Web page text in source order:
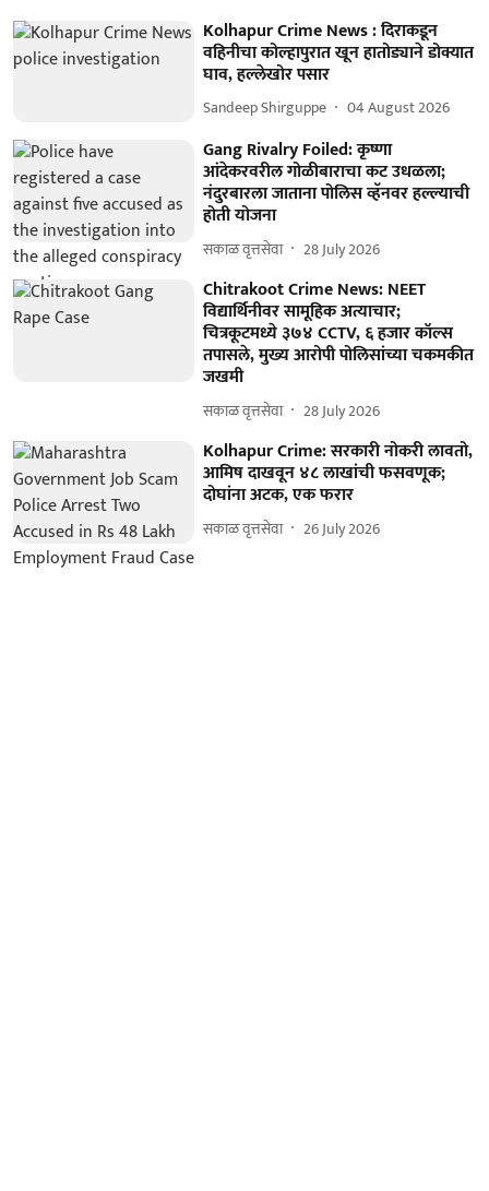
Kolhapur Crime News : दिराकडून
वहिनीचा कोल्हापुरात खून हातोड्याने डोक्यात
घाव, हल्लेखोर पसार
Sandeep Shirguppe 04 August 2026
Gang Rivalry Foiled: कृष्णा
आंदेकरवरील गोळीबाराचा कट उधळला;
नंदुरबारला जाताना पोलिस व्हॅनवर हल्ल्याची
होती योजना
सकाळ वृत्तसेवा 28 July 2026
Chitrakoot Crime News: NEET
विद्यार्थिनीवर सामूहिक अत्याचार;
चित्रकूटमध्ये ३७४ CCTV, ६ हजार कॉल्स
तपासले, मुख्य आरोपी पोलिसांच्या चकमकीत
जखमी
सकाळ वृत्तसेवा 28 July 2026
Kolhapur Crime: सरकारी नोकरी लावतो,
आमिष दाखवून ४८ लाखांची फसवणूक;
दोघांना अटक, एक फरार
सकाळ वृत्तसेवा 26 July 2026